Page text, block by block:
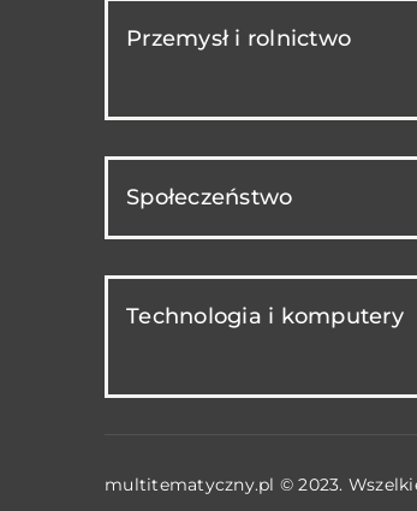
Przemysł i rolnictwo
Społeczeństwo
Technologia i komputery
multitematyczny.pl © 2023.